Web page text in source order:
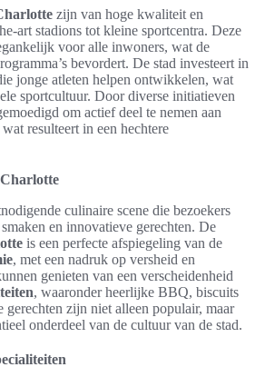
zijn van hoge kwaliteit en
art stadions tot kleine sportcentra. Deze
voor alle inwoners, wat de
bevordert. De stad investeert in
jonge atleten helpen ontwikkelen, wat
sportcultuur. Door diverse initiatieven
om actief deel te nemen aan
resulteert in een hechtere
culinaire scene die bezoekers
en innovatieve gerechten. De
is een perfecte afspiegeling van de
, met een nadruk op versheid en
genieten van een verscheidenheid
, waaronder heerlijke BBQ, biscuits
gerechten zijn niet alleen populair, maar
onderdeel van de cultuur van de stad.